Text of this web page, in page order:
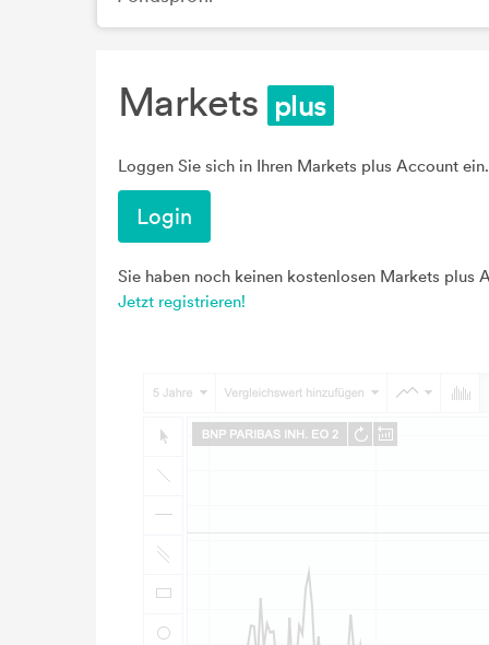
Markets
Loggen Sie sich in Ihren Markets plus Account ein.
Login
Sie haben noch keinen kostenlosen Markets plus
Jetzt registrieren!